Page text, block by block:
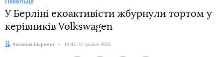
Пекельце
У Берліні екоактивісти жбурнули тортом у
керівників Volkswagen
Автор:
Ангеліна Шеремет Дата:
12:47, 11 травня 2023